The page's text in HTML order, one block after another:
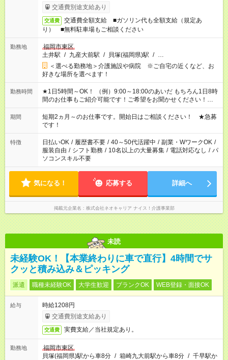
交通費別途支給あり
交通費
交通費全額支給 ■ガソリン代も全額支給（規定あ
り） ■無料駐車場もご相談ください
勤務地
福岡市東区
土井駅 / 九産大前駅 / 貝塚(福岡県)駅 / …
＜選べる勤務地＞介護施設や病院 ※ご自宅の近くなど、お
好きな場所を選べます！
勤務時間
★1日5時間～OK！ （例）9:00～18:00のあいだ もちろん1日8時
間のお仕事もご紹介可能です！ご希望をお聞かせください！★家
庭の都合でお休みが必要な場合も遠慮なくご相談ください。 ※
週最低15時間以上の勤務が必要です
期間
短期2ヵ月～のお仕事です。開始日はご相談ください！ ★急募
です！
特徴 日払いOK / 履歴書不要 / 40～50代活躍中 / 副業・WワークOK /
服装自由 / シフト勤務 / 10名以上の大量募集 / 電話対応なし / パ
ソコンスキル不要
気になる！ 応募する 詳細へ
掲載元企業名 株式会社ネオキャリア ナイス！介護事業部
未読
未経験OK！【本業終わりに車で直行】4時間でサ
クッと積み込み＆ピッキング
派遣 職種未経験OK 大学生歓迎 ブランクOK WEB登録・面接OK
給与
時給1208円
交通費別途支給あり
交通費 実費支給／当社規定あり。
勤務地
福岡市東区
貝塚(福岡県)駅から車8分 / 箱崎九大前駅から車8分 / 千早駅か